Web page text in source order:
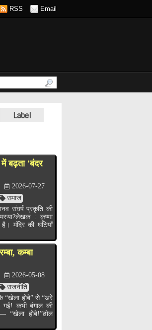
RSS Email
Label
बढ़ता 'बंदर
2026-07-27
समाज
संघर्ष प्रकृति की
: कृष्णा
मंदिर की घंटियाँ
कम्बा
2026-05-08
राजनीति
“खेला होबे” से “अरे
गई! कभी बंगाल की
“खेला होबे!”ढोल